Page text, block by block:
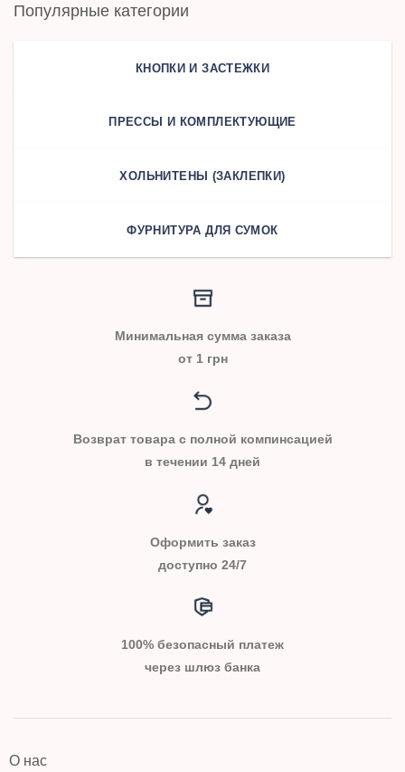
Популярные категории
КНОПКИ И ЗАСТЕЖКИ
ПРЕССЫ И КОМПЛЕКТУЮЩИЕ
ХОЛЬНИТЕНЫ (ЗАКЛЕПКИ)
ФУРНИТУРА ДЛЯ СУМОК
Минимальная сумма заказа
от 1 грн
Возврат товара с полной компинсацией
в течении 14 дней
Оформить заказ
доступно 24/7
100% безопасный платеж
через шлюз банка
О нас